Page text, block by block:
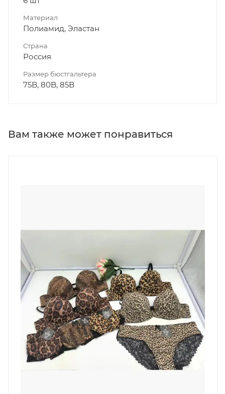
Материал
Полиамид, Эластан
Страна
Россия
Размер бюстгальтера
75B, 80B, 85B
Вам также может понравиться